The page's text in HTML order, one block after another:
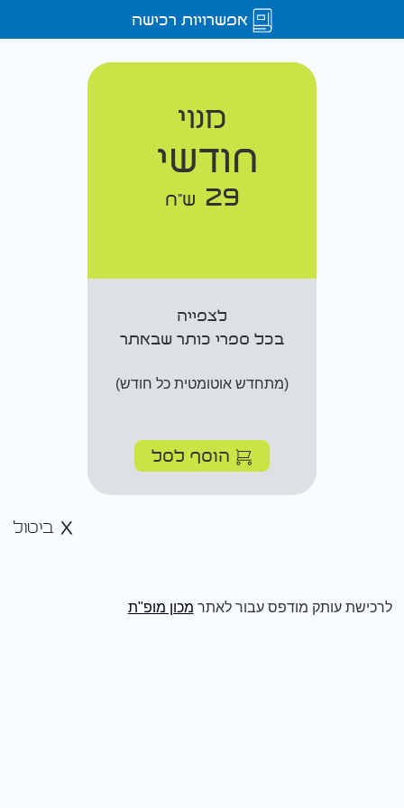
אפשרויות רכישה
מנוי
חודשי
29 ש"ח
לצפייה
בכל ספרי כותר שבאתר
(מתחדש אוטומטית כל חודש)
הוסף לסל
ביטול
לרכישת עותק מודפס עבור לאתר מכון מופ"ת